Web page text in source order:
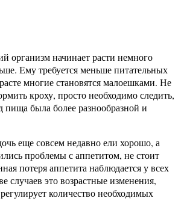
организм начинает расти немного
Ему требуется меньше питательных
многие становятся малоешками. Не
кроху, просто необходимо следить,
пища была более разнообразной и
еще совсем недавно ели хорошо, а
проблемы с аппетитом, не стоит
потеря аппетита наблюдается у всех
случаев это возрастные изменения,
количество необходимых